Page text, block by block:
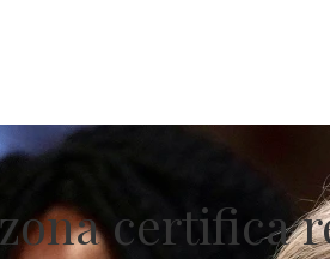
certifica